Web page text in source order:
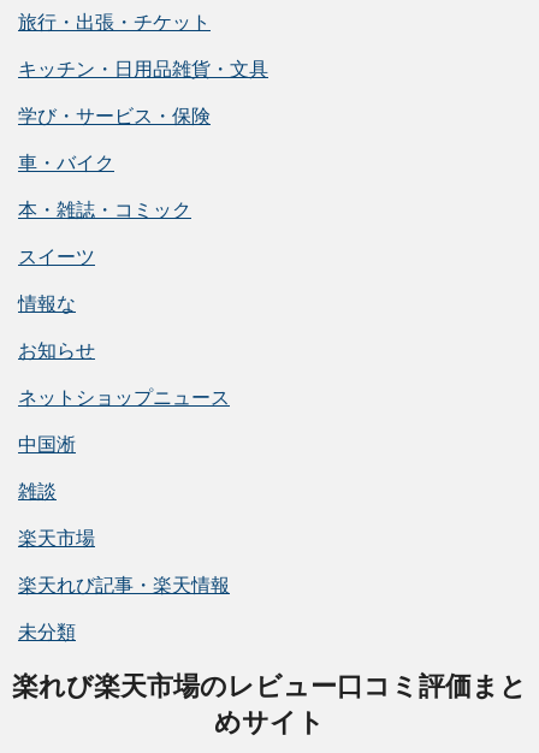
旅行・出張・チケット
キッチン・日用品雑貨・文具
学び・サービス・保険
車・バイク
本・雑誌・コミック
スイーツ
情報な
お知らせ
ネットショップニュース
中国淅
雑談
楽天市場
楽天れび記事・楽天情報
未分類
楽れび楽天市場のレビュー口コミ評価まと
めサイト